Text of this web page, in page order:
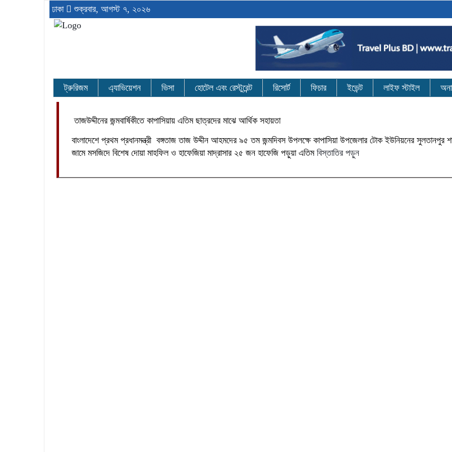
ঢাকা শুক্রবার, আগস্ট ৭, ২০২৬
ট্রুরিজম এ্যাভিয়েশন ভিসা হোটেল এবং রেস্টুরেন্ট রিসোর্ট ফিচার ইভেন্ট লাইফ স্টাইল
তাজউদ্দীনের জন্মবার্ষিকীতে কাপাসিয়ায় এতিম ছাত্রদের মাঝে আর্থিক সহায়তা
বাংলাদেশে প্রথম প্রধানমন্ত্রী বঙ্গতাজ তাজ উদ্দীন আহমদের ৯৫ তম জন্মদিবস উপলক্ষে কাপাসিয়া উপজেলার টোক ইউনিয়নের সুলতানপুর
জামে মসজিদে বিশেষ দোয়া মাহফিল ও হাফেজিয়া মাদ্রাসার ২৫ জন হাফেজি পড়ুয়া এতিম বিস্তাতির পড়ুন